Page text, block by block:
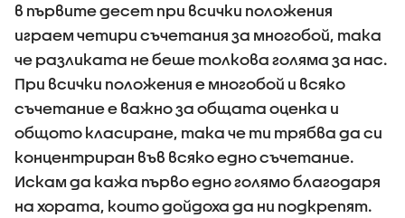
в първите десет при всички положения
играем четири съчетания за многобой, така
че разликата не беше толкова голяма за нас.
При всички положения е многобой и всяко
съчетание е важно за общата оценка и
общото класиране, така че ти трябва да си
концентриран във всяко едно съчетание.
Искам да кажа първо едно голямо благодаря
на хората, които дойдоха да ни подкрепят.